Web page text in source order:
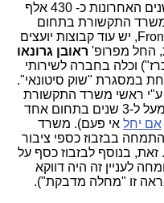
זאת, לאחר שחברה זו קיבלה ב-3 השנים האחרונות כ- 430 אלף
למשרד התקשורת בתחום
"השוק סיטונאי". יצויין, שבנוסף ל-Frontier, יש עוד קבוצות יועצים
החל מפרופ' ראובן גרונאו
וכלה בחברה לשירותי
במסגרת "שוק סיטונאי".
ע"י ראשי משרד התקשורת
לפח, על ייעוץ אין סופי, שנמשך כבר מעל ל-3 שנים בתחום אחד
אם יחל אי פעם). משרד
התמחה בבזבוז כספי ציבור
. זאת, בנוסף לבזבוז כסף על
לעניין זה היה דווקא
זו "מחלה מדבקת").